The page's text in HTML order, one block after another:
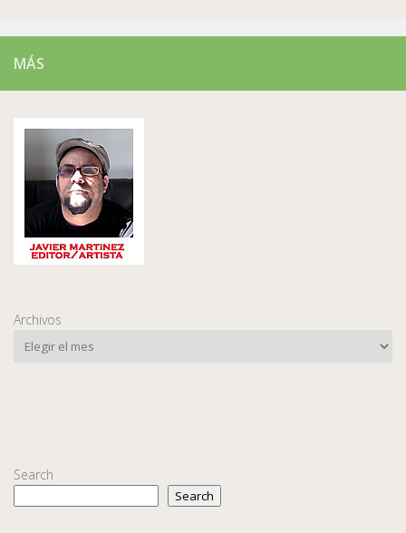
MÁS
Archivos
Search
Search